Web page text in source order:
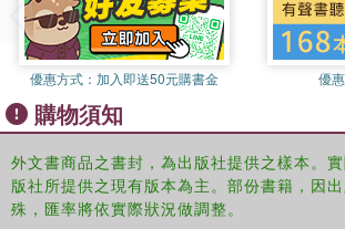
優惠方式： 加入即送50元購書金 優
購物須知
外文書商品之書封，為出版社提供之樣本。
版社所提供之現有版本為主。部份書籍，因
殊，匯率將依實際狀況做調整。